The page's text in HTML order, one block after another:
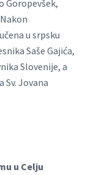
Goropevšek,
u srpsku
Saše Gajića,
Slovenije, a
Jovana
u Celju